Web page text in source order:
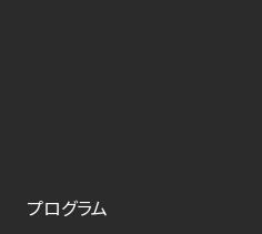
プログラム